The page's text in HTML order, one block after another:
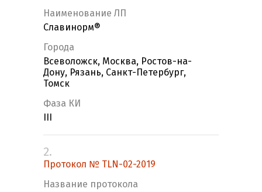
Наименование ЛП
Славинорм®
Города
Всеволожск, Москва, Ростов-на-
Дону, Рязань, Санкт-Петербург,
Томск
Фаза КИ
2.
Протокол № TLN-02-2019
Название протокола